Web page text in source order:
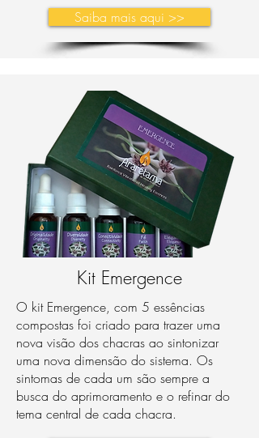
Saiba mais aqui >>
Kit Emergence
O kit Emergence, com 5 essências
compostas foi criado para trazer uma
nova visão dos chacras ao sintonizar
uma nova dimensão do sistema. Os
sintomas de cada um são sempre a
busca do aprimoramento e o refinar do
tema central de cada chacra.